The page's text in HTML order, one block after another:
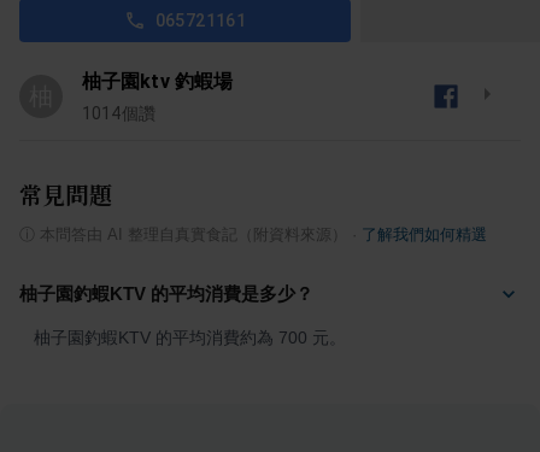
065721161
柚子園ktv 釣蝦場
1014個讚
常見問題
本問答由 AI 整理自真實食記（附資料來源） 了解我們如何精選
柚子園釣蝦KTV 的平均消費是多少？
柚子園釣蝦KTV 的平均消費約為 700 元。